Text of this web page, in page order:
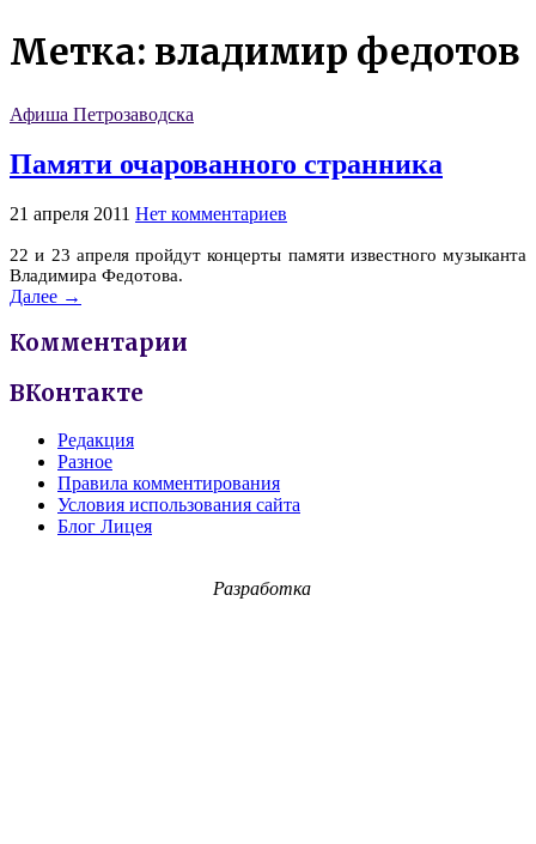
Метка: владимир федотов
Афиша Петрозаводска
Памяти очарованного странника
21 апреля 2011 Нет комментариев
22 и 23 апреля пройдут концерты памяти известного музыканта
Владимира Федотова.
Далее →
Комментарии
ВКонтакте
Редакция
Разное
Правила комментирования
Условия использования сайта
Блог Лицея
Разработка